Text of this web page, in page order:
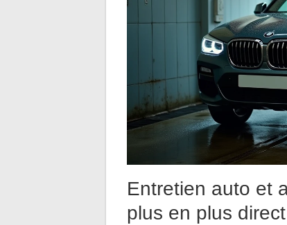
Entretien auto et
plus en plus direct